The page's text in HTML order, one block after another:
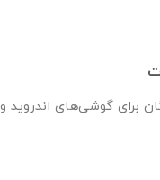
برای گوشی‌های اندروید و